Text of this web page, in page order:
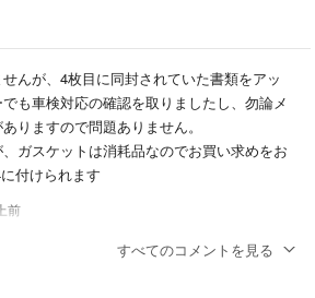
んが、4枚目に同封されていた書類をアッ
も車検対応の確認を取りましたし、勿論メ
りますので問題ありません。
ガスケットは消耗品なのでお買い求めをお
付けられます
前
すべてのコメントを見る